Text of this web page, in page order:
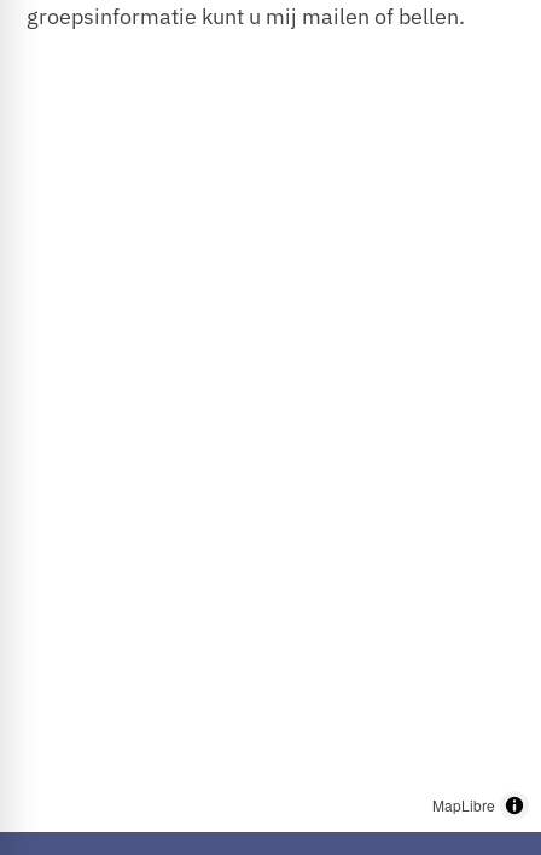
groepsinformatie kunt u mij mailen of bellen.
MapLibre